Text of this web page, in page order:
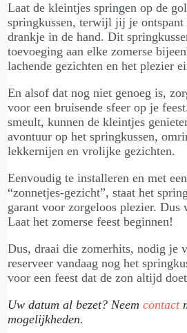
Laat de kleintjes springen op de
springkussen, terwijl jij je ontspant
drankje in de hand. Dit
toevoeging aan elke zomerse
lachende gezichten en het plezier
En alsof dat nog niet genoeg is,
voor een bruisende sfeer op je
smeult, kunnen de kleintjes
avontuur op het springkussen,
lekkernijen en vrolijke gezichten.
Eenvoudig te installeren en met
“zonnetjes-gezicht”, staat het
garant voor zorgeloos plezier. Dus
Laat het zomerse feest beginnen!
Dus, draai die zomerhits, nodig je
reserveer vandaag nog het
voor een feest dat de zon altijd
Uw datum al bezet? Neemcontact
mogelijkheden.